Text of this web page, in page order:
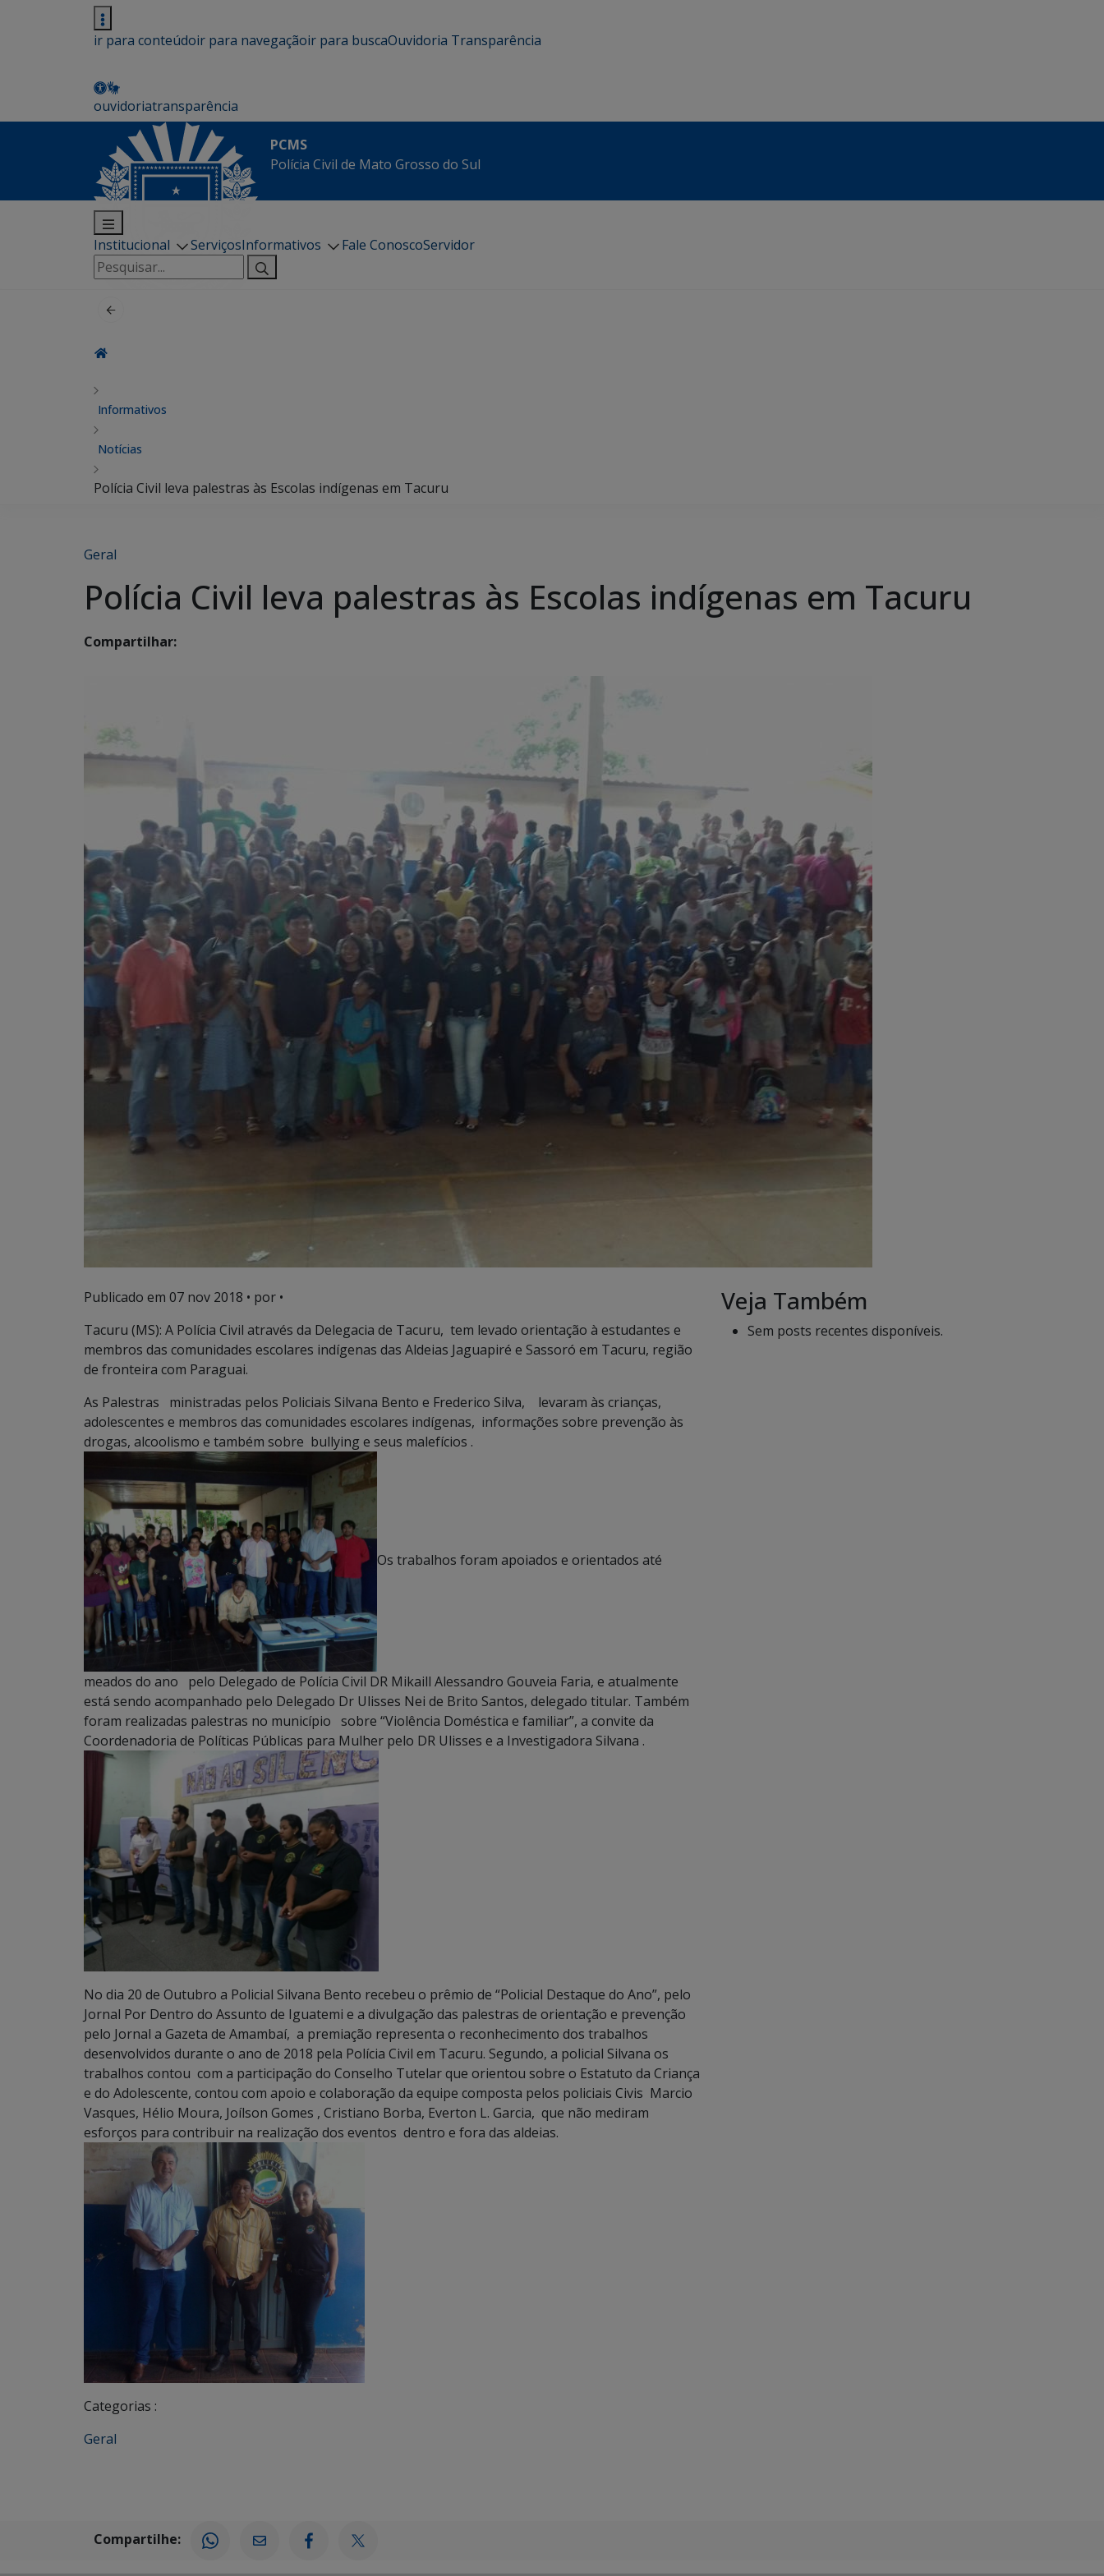
ir para conteúdoir para navegaçãoir para buscaOuvidoria Transparência
ouvidoriatransparência
PCMS
Polícia Civil de Mato Grosso do Sul
Institucional ServiçosInformativos Fale ConoscoServidor
Pesquisar
por:
Informativos
Notícias
Polícia Civil leva palestras às Escolas indígenas em Tacuru
Geral
Polícia Civil leva palestras às Escolas indígenas em Tacuru
Compartilhar:
Publicado em 07 nov 2018 • por •
Tacuru (MS): A Polícia Civil através da Delegacia de Tacuru, tem levado orientação à estudantes e
membros das comunidades escolares indígenas das Aldeias Jaguapiré e Sassoró em Tacuru, região
de fronteira com Paraguai.
As Palestras ministradas pelos Policiais Silvana Bento e Frederico Silva, levaram às crianças,
adolescentes e membros das comunidades escolares indígenas, informações sobre prevenção às
drogas, alcoolismo e também sobre bullying e seus malefícios .
Os trabalhos foram apoiados e orientados até
meados do ano pelo Delegado de Polícia Civil DR Mikaill Alessandro Gouveia Faria, e atualmente
está sendo acompanhado pelo Delegado Dr Ulisses Nei de Brito Santos, delegado titular. Também
foram realizadas palestras no município sobre “Violência Doméstica e familiar”, a convite da
Coordenadoria de Políticas Públicas para Mulher pelo DR Ulisses e a Investigadora Silvana .
No dia 20 de Outubro a Policial Silvana Bento recebeu o prêmio de “Policial Destaque do Ano”, pelo
Jornal Por Dentro do Assunto de Iguatemi e a divulgação das palestras de orientação e prevenção
pelo Jornal a Gazeta de Amambaí, a premiação representa o reconhecimento dos trabalhos
desenvolvidos durante o ano de 2018 pela Polícia Civil em Tacuru. Segundo, a policial Silvana os
trabalhos contou com a participação do Conselho Tutelar que orientou sobre o Estatuto da Criança
e do Adolescente, contou com apoio e colaboração da equipe composta pelos policiais Civis Marcio
Vasques, Hélio Moura, Joílson Gomes , Cristiano Borba, Everton L. Garcia, que não mediram
esforços para contribuir na realização dos eventos dentro e fora das aldeias.
Categorias :
Geral
Veja Também
Sem posts recentes disponíveis.
Compartilhe: